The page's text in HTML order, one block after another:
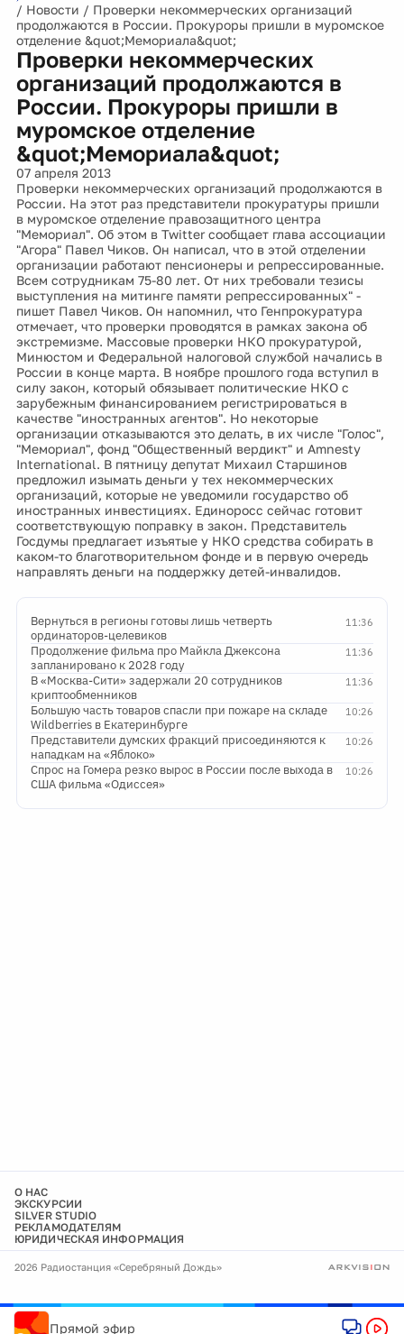
/ Новости / Проверки некоммерческих организаций
продолжаются в России. Прокуроры пришли в муромское
отделение &quot;Мемориала&quot;
Проверки некоммерческих
организаций продолжаются в
России. Прокуроры пришли в
муромское отделение
&quot;Мемориала&quot;
07 апреля 2013
Проверки некоммерческих организаций продолжаются в
России. На этот раз представители прокуратуры пришли
в муромское отделение правозащитного центра
"Мемориал". Об этом в Twitter сообщает глава ассоциации
"Агора" Павел Чиков. Он написал, что в этой отделении
организации работают пенсионеры и репрессированные.
Всем сотрудникам 75-80 лет. От них требовали тезисы
выступления на митинге памяти репрессированных" -
пишет Павел Чиков. Он напомнил, что Генпрокуратура
отмечает, что проверки проводятся в рамках закона об
экстремизме. Массовые проверки НКО прокуратурой,
Минюстом и Федеральной налоговой службой начались в
России в конце марта. В ноябре прошлого года вступил в
силу закон, который обязывает политические НКО с
зарубежным финансированием регистрироваться в
качестве "иностранных агентов". Но некоторые
организации отказываются это делать, в их числе "Голос",
"Мемориал", фонд "Общественный вердикт" и Amnesty
International. В пятницу депутат Михаил Старшинов
предложил изымать деньги у тех некоммерческих
организаций, которые не уведомили государство об
иностранных инвестициях. Единоросс сейчас готовит
соответствующую поправку в закон. Представитель
Госдумы предлагает изъятые у НКО средства собирать в
каком-то благотворительном фонде и в первую очередь
направлять деньги на поддержку детей-инвалидов.
11:36
Вернуться в регионы готовы лишь четверть
ординаторов-целевиков
11:36
Продолжение фильма про Майкла Джексона
запланировано к 2028 году
11:36
В «Москва-Сити» задержали 20 сотрудников
криптообменников
10:26
Большую часть товаров спасли при пожаре на складе
Wildberries в Екатеринбурге
10:26
Представители думских фракций присоединяются к
нападкам на «Яблоко»
10:26
Спрос на Гомера резко вырос в России после выхода в
США фильма «Одиссея»
О НАС
ЭКСКУРСИИ
SILVER STUDIO
РЕКЛАМОДАТЕЛЯМ
ЮРИДИЧЕСКАЯ ИНФОРМАЦИЯ
2026 Радиостанция «Серебряный Дождь»
Прямой эфир